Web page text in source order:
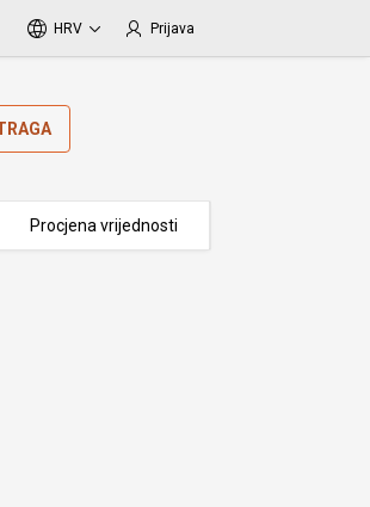
HRV Prijava
Procjena vrijednosti